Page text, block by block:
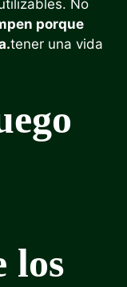
No
porque
tener una vida
los